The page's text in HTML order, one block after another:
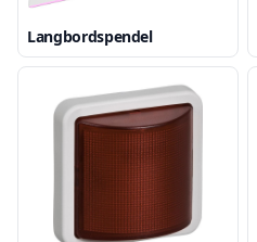
Langbordspendel